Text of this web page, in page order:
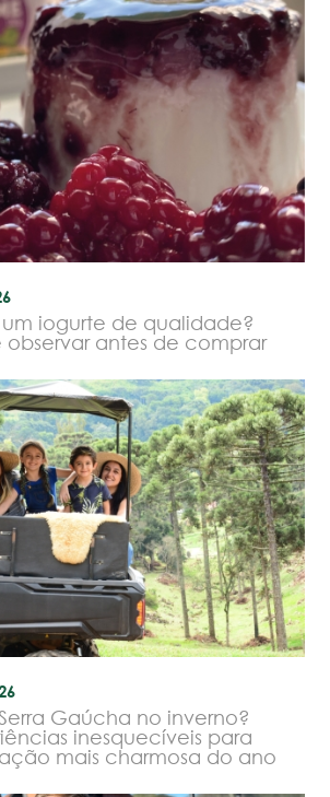
iogurte de qualidade?
observar antes de comprar
Gaúcha no inverno?
inesquecíveis para
mais charmosa do ano